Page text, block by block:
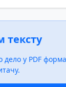
тексту
у PDF